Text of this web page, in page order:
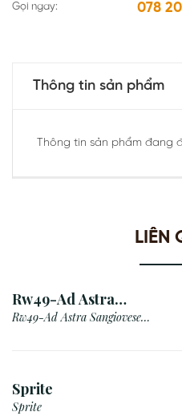
Gọi ngay: 078
Thông tin sản phẩm
Thông tin sản phẩm đang
LIÊN
Rw49-Ad Astra
Sangiovese Rubicone Igt
Rw49-Ad Astra Sangiovese
Sprite
Sprite